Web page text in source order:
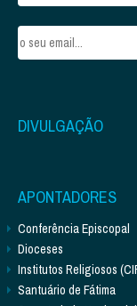
DIVULGAÇÃO
APONTADORES
Conferência Episcopal
Dioceses
Institutos Religiosos
Santuário de Fátima